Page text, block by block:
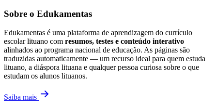
Sobre o Edukamentas
Edukamentas é uma plataforma de aprendizagem do currículo
escolar lituano com resumos, testes e conteúdo interativo
alinhados ao programa nacional de educação. As páginas são
traduzidas automaticamente — um recurso ideal para quem estuda
lituano, a diáspora lituana e qualquer pessoa curiosa sobre o que
estudam os alunos lituanos.
Saiba mais